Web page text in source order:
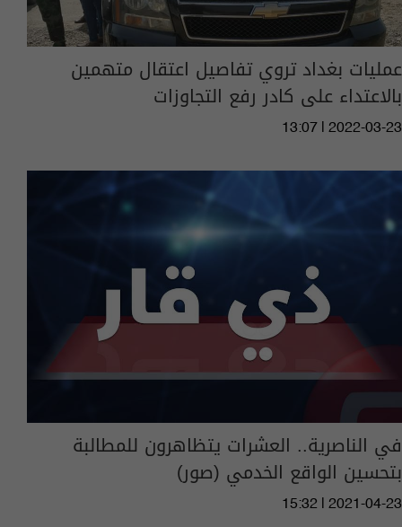
عمليات بغداد تروي تفاصيل اعتقال متهمين
بالاعتداء على كادر رفع التجاوزات
13:07 | 2022-03-23
في الناصرية.. العشرات يتظاهرون للمطالبة
بتحسين الواقع الخدمي (صور)
15:32 | 2021-04-23